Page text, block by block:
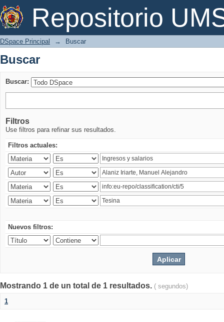
Repositorio
Buscar
DSpace Principal → Buscar
Buscar
Buscar:
Filtros
Use filtros para refinar sus resultados.
Filtros actuales:
Nuevos filtros:
Mostrando 1 de un total de 1 resultados. ( segundos)
1